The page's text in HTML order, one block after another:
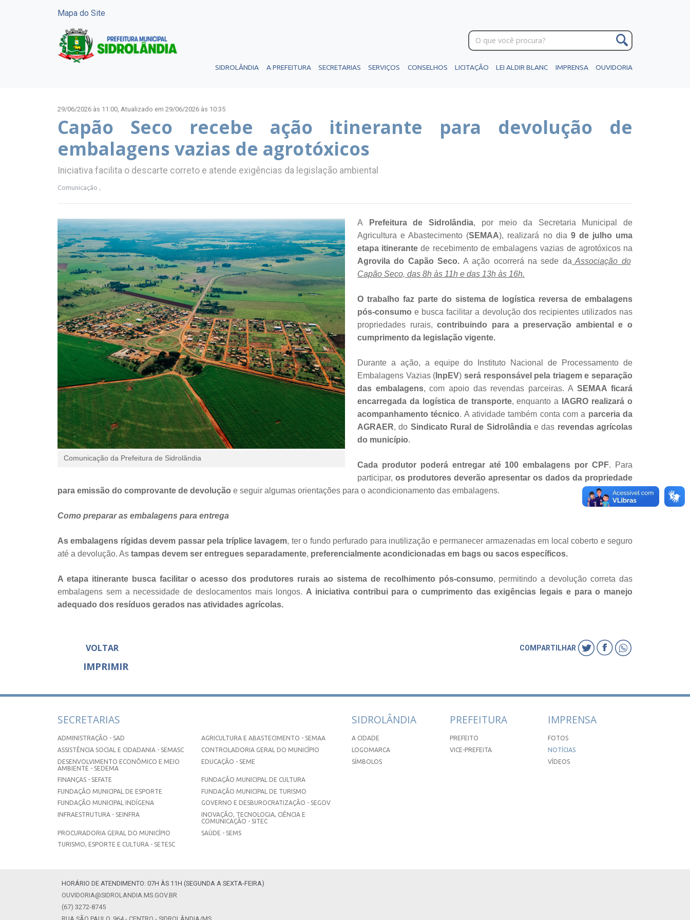
Mapa do Site
SIDROLÂNDIA A PREFEITURA SECRETARIAS SERVIÇOS CONSELHOS LICITAÇÃO LEI ALDIR BLANC IMPRENSA OUVIDORIA
29/06/2026 às 11:00, Atualizado em 29/06/2026 às 10:35
Capão Seco recebe ação itinerante para devolução de
embalagens vazias de agrotóxicos
Iniciativa facilita o descarte correto e atende exigências da legislação ambiental
Comunicação ,
Comunicação da Prefeitura de Sidrolândia
A Prefeitura de Sidrolândia, por meio da Secretaria Municipal de
Agricultura e Abastecimento (SEMAA), realizará no dia 9 de julho uma
etapa itinerante de recebimento de embalagens vazias de agrotóxicos na
Agrovila do Capão Seco. A ação ocorrerá na sede da Associação do
Capão Seco, das 8h às 11h e das 13h às 16h.
O trabalho faz parte do sistema de logística reversa de embalagens
pós-consumoe busca facilitar a devolução dos recipientes utilizados nas
propriedades rurais,contribuindo para a preservação ambiental e o
cumprimento da legislação vigente.
Durante a ação, a equipe do Instituto Nacional de Processamento de
Embalagens Vazias ( InpEV) será responsável pela triagem e separação
das embalagens, com apoio das revendas parceiras. A SEMAA ficará
encarregada da logística de transporte, enquanto a
IAGRO realizará o
acompanhamento técnico. A atividade também conta com a parceria da
AGRAER, do Sindicato Rural de Sidrolândiae das revendas agrícolas
do município.
Cada produtor poderá entregar até 100 embalagens por CPF. Para
participar, os produtores deverão apresentar os dados da propriedade
para emissão do comprovante de devolução e seguir algumas orientações para o acondicionamento das embalagens.
Como preparar as embalagens para entrega
As embalagens rígidas devem passar pela tríplice lavagem, ter o fundo perfurado para inutilização e permanecer armazenadas em local coberto e seguro
até a devolução. As tampas devem ser entregues separadamente, preferencialmente acondicionadas em bags ou sacos específicos.
A etapa itinerante busca facilitar o acesso dos produtores rurais ao sistema de recolhimento pós-consumo, permitindo a devolução correta das
embalagens sem a necessidade de deslocamentos mais longos. A iniciativa contribui para o cumprimento das exigências legais e para o manejo
adequado dos resíduos gerados nas atividades agrícolas.
VOLTAR
IMPRIMIR
COMPARTILHAR
SECRETARIAS
ADMINISTRAÇÃO - SAD
AGRICULTURA E ABASTECIMENTO - SEMAA
ASSISTÊNCIA SOCIAL E CIDADANIA - SEMASC
CONTROLADORIA GERAL DO MUNICÍPIO
DESENVOLVIMENTO ECONÔMICO E MEIO
AMBIENTE - SEDEMA
EDUCAÇÃO - SEME
FINANÇAS - SEFATE
FUNDAÇÃO MUNICIPAL DE CULTURA
FUNDAÇÃO MUNICIPAL DE ESPORTE
FUNDAÇÃO MUNICIPAL DE TURISMO
FUNDAÇÃO MUNICIPAL INDÍGENA
GOVERNO E DESBUROCRATIZAÇÃO - SEGOV
INFRAESTRUTURA - SEINFRA
INOVAÇÃO, TECNOLOGIA, CIÊNCIA E
COMUNICAÇÃO - SITEC
PROCURADORIA GERAL DO MUNICÍPIO
SAÚDE - SEMS
TURISMO, ESPORTE E CULTURA - SETESC
SIDROLÂNDIA
A CIDADE
LOGOMARCA
SÍMBOLOS
PREFEITURA
PREFEITO
VICE-PREFEITA
IMPRENSA
FOTOS
NOTÍCIAS
VÍDEOS
HORÁRIO DE ATENDIMENTO: 07H ÀS 11H (SEGUNDA A SEXTA-FEIRA)
OUVIDORIA@SIDROLANDIA.MS.GOV.BR
(67) 3272-8745